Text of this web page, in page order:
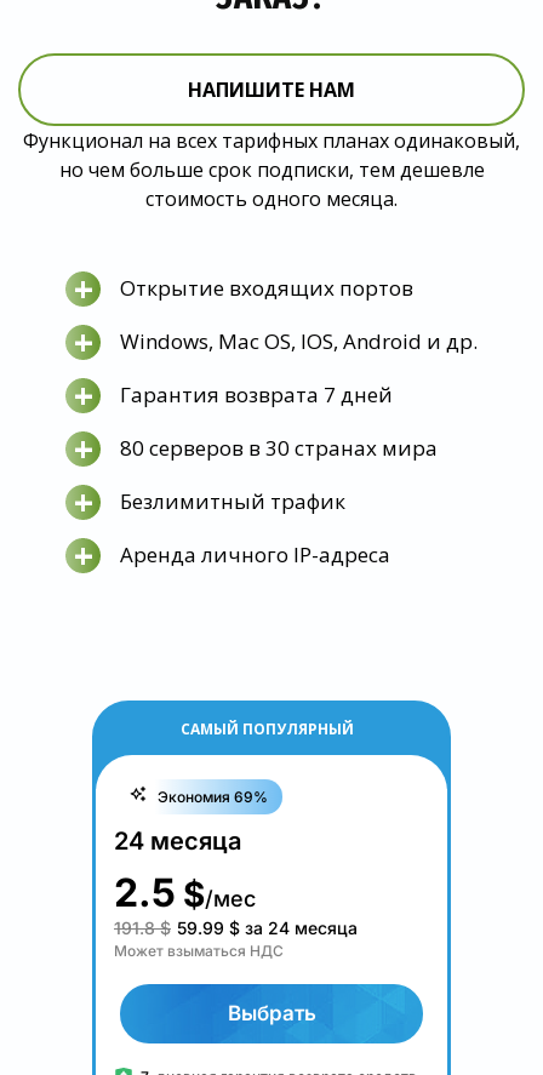
НАПИШИТЕ НАМ
Функционал на всех тарифных планах одинаковый,
но чем больше срок подписки, тем дешевле
стоимость одного месяца.
+ Открытие входящих портов
+ Windows, Mac OS, IOS, Android и др.
+ Гарантия возврата 7 дней
+ 80 серверов в 30 странах мира
+ Безлимитный трафик
+ Аренда личного IP-адреса
САМЫЙ ПОПУЛЯРНЫЙ
Экономия 69%
24 месяца
2.5 $/мес
191.8 $ 59.99 $ за 24 месяца
Может взыматься НДС
Выбрать